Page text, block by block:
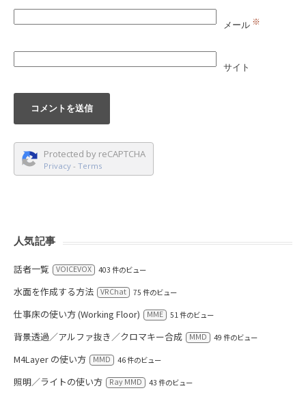
メール ※
サイト
Protected by reCAPTCHA
Privacy - Terms
人気記事
話者一覧 VOICEVOX 403 件のビュー
水面を作成する方法 VRChat 75 件のビュー
仕事床の使い方 (Working Floor) MME 51 件のビュー
背景透過／アルファ抜き／クロマキー合成 MMD 49 件のビュー
M4Layer の使い方 MMD 46 件のビュー
照明／ライトの使い方 Ray MMD 43 件のビュー